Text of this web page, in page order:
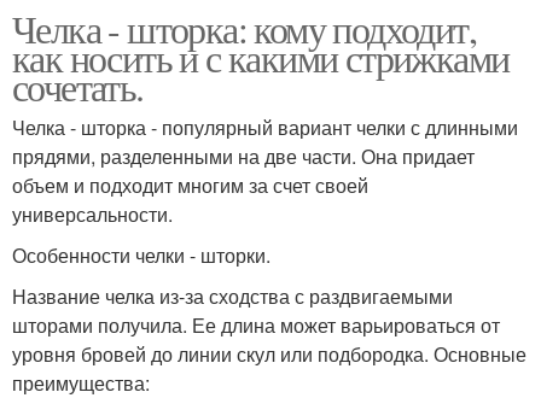
Челка - шторка: кому подходит,
как носить и с какими стрижками
сочетать.
Челка - шторка - популярный вариант челки с длинными
прядями, разделенными на две части. Она придает
объем и подходит многим за счет своей
универсальности.
Особенности челки - шторки.
Название челка из-за сходства с раздвигаемыми
шторами получила. Ее длина может варьироваться от
уровня бровей до линии скул или подбородка. Основные
преимущества: